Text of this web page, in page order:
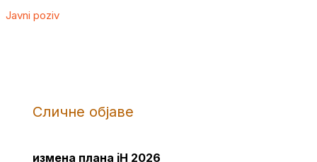
Javni poziv
Сличне објаве
измена плана јН 2026